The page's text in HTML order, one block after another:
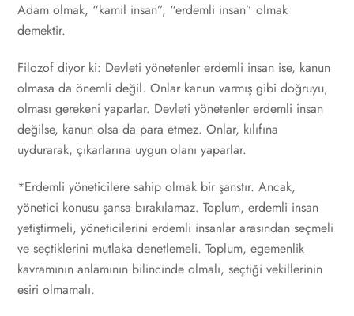
Adam olmak, “kamil insan”, “erdemli insan” olmak
demektir.
Filozof diyor ki: Devleti yönetenler erdemli insan ise, kanun
olmasa da önemli değil. Onlar kanun varmış gibi doğruyu,
olması gerekeni yaparlar. Devleti yönetenler erdemli insan
değilse, kanun olsa da para etmez. Onlar, kılıfına
uydurarak, çıkarlarına uygun olanı yaparlar.
*Erdemli yöneticilere sahip olmak bir şanstır. Ancak,
yönetici konusu şansa bırakılamaz. Toplum, erdemli insan
yetiştirmeli, yöneticilerini erdemli insanlar arasından seçmeli
ve seçtiklerini mutlaka denetlemeli. Toplum, egemenlik
kavramının anlamının bilincinde olmalı, seçtiği vekillerinin
esiri olmamalı.